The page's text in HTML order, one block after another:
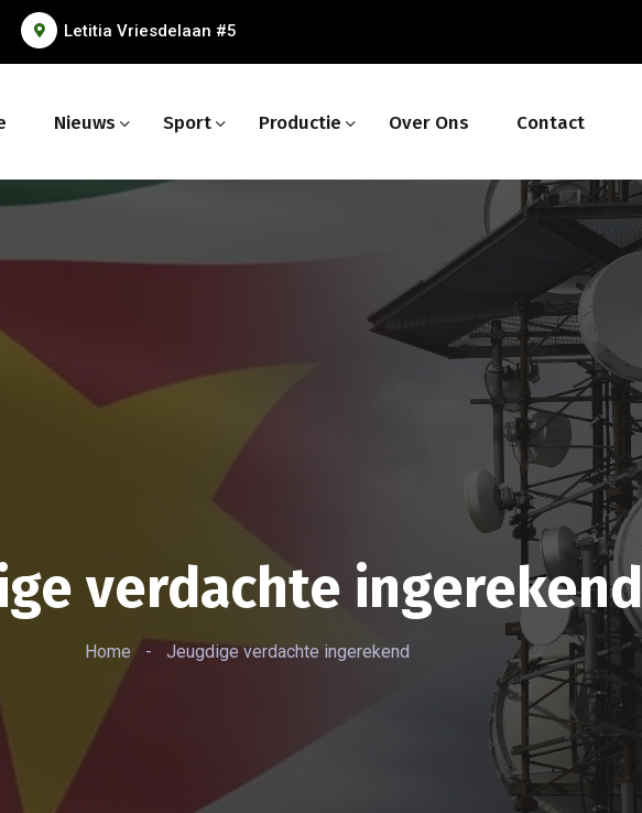
Letitia Vriesdelaan #5
Nieuws Sport Productie Over Ons Contact
verdachte ingerekend
Home - Jeugdige verdachte ingerekend